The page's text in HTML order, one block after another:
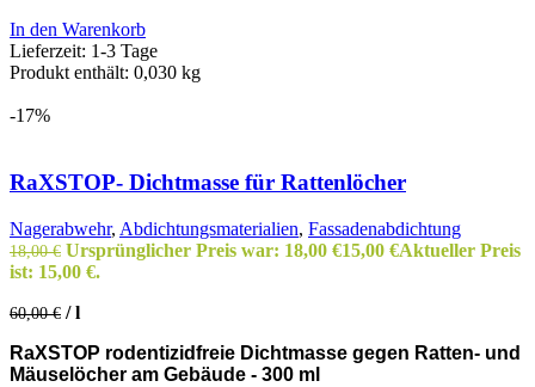
In den Warenkorb
Lieferzeit: 1-3 Tage
Produkt enthält: 0,030 kg
-17%
RaXSTOP- Dichtmasse für Rattenlöcher
Nagerabwehr, Abdichtungsmaterialien, Fassadenabdichtung
18,00€ Ursprünglicher Preis war: 18,00 €15,00 €Aktueller Preis
ist: 15,00 €.
60,00€ /l
RaXSTOP rodentizidfreie Dichtmasse gegen Ratten- und
Mäuselöcher am Gebäude - 300 ml